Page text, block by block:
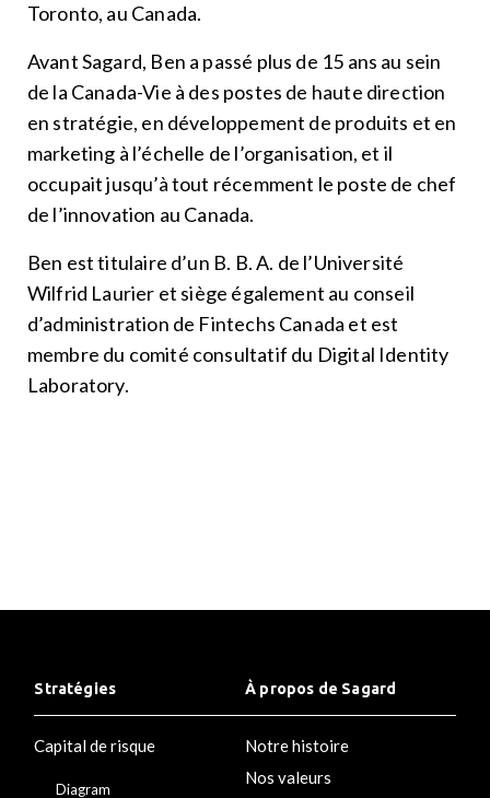
Toronto, au Canada.
Avant Sagard, Ben a passé plus de 15 ans au sein
de la Canada-Vie à des postes de haute direction
en stratégie, en développement de produits et en
marketing à l’échelle de l’organisation, et il
occupait jusqu’à tout récemment le poste de chef
de l’innovation au Canada.
Ben est titulaire d’un B. B. A. de l’Université
Wilfrid Laurier et siège également au conseil
d’administration de Fintechs Canada et est
membre du comité consultatif du Digital Identity
Laboratory.
Stratégies
Capital de risque
Diagram
À propos de Sagard
Notre histoire
Nos valeurs